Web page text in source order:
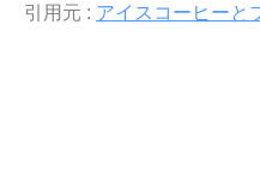
引用元 : アイスコーヒーと